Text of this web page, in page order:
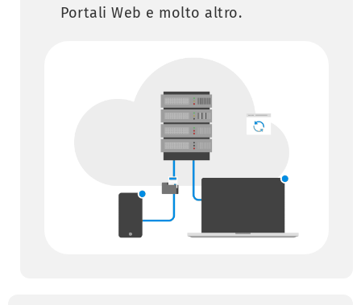
Portali Web e molto altro.